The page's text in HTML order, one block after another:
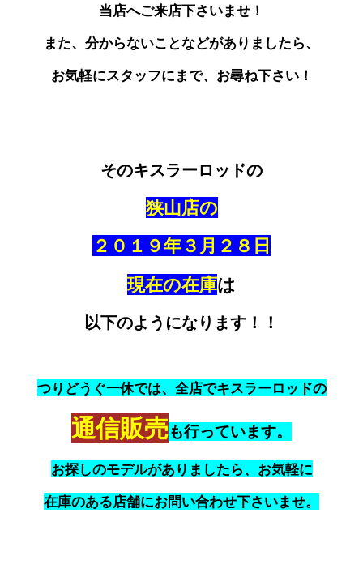
当店へご来店下さいませ！
また、分からないことなどがありましたら、
お気軽にスタッフにまで、お尋ね下さい！
そのキスラーロッドの
狭山店の
２０１９年３月２８日
現在の在庫は
以下のようになります！！
つりどうぐ一休では、全店でキスラーロッドの
通信販売も行っています。
お探しのモデルがありましたら、お気軽に
在庫のある店舗にお問い合わせ下さいませ。